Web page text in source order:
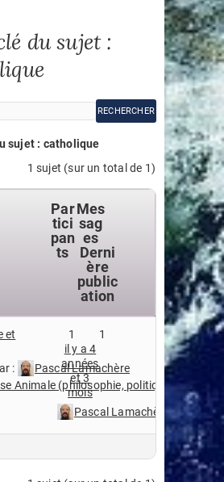
politique
et
Compagnie
Politique
et
Compagnie
du sujet :
sujet : catholique
1 sujet (sur un total de 1)
Par
tici
pan
ts
Mes
sag
es
Derni
ère
public
ation
et
:
Pascal Lamachère
Animale (philosophie, politique,
1
1
il y a 4
années
et 3
mois
Pascal Lamachère